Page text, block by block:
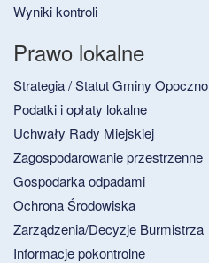
Wyniki kontroli
Prawo lokalne
Strategia / Statut Gminy Opoczno
Podatki i opłaty lokalne
Uchwały Rady Miejskiej
Zagospodarowanie przestrzenne
Gospodarka odpadami
Ochrona Środowiska
Zarządzenia/Decyzje Burmistrza
Informacje pokontrolne